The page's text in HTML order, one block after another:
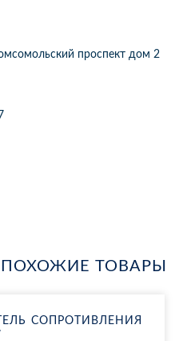
проспект дом 2
ПОХОЖИЕ ТОВАРЫ
СО­ПРО­ТИВ­ЛЕ­НИЯ